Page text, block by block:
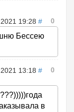
19:28 # 0
Бессею
13:18 # 0
в